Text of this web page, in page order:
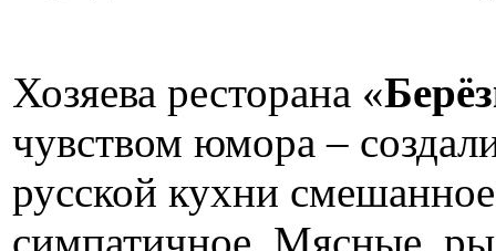
Хозяева ресторана «
чувством юмора –
русской кухни
симпатичное. Мясные,